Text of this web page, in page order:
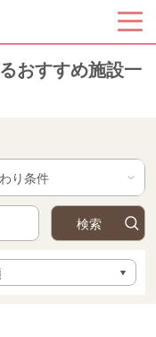
おすすめ施設一